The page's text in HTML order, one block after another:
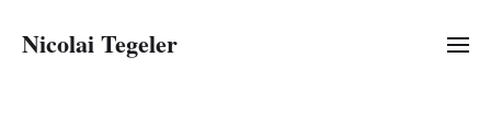
Nicolai Tegeler